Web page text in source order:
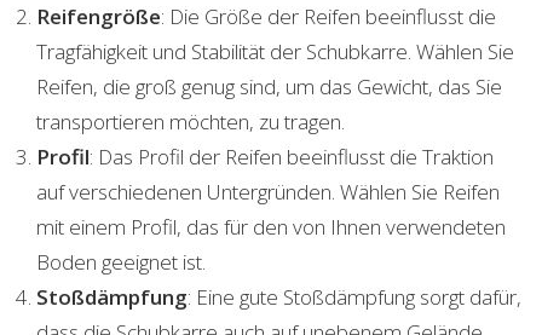
Reifengröße: Die Größe der Reifen beeinflusst die
Tragfähigkeit und Stabilität der Schubkarre. Wählen Sie
Reifen, die groß genug sind, um das Gewicht, das Sie
transportieren möchten, zu tragen.
Profil: Das Profil der Reifen beeinflusst die Traktion
auf verschiedenen Untergründen. Wählen Sie Reifen
mit einem Profil, das für den von Ihnen verwendeten
Boden geeignet ist.
Stoßdämpfung: Eine gute Stoßdämpfung sorgt dafür,